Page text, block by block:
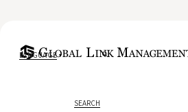
LANGUAGE
SEARCH